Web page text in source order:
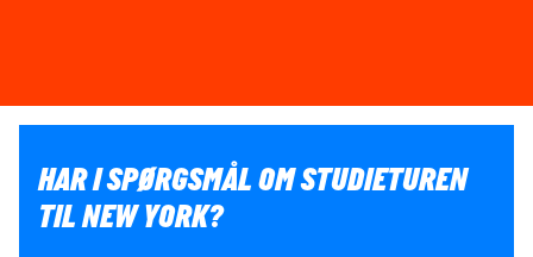
HAR I SPØRGSMÅL OM STUDIETUREN
TIL NEW YORK?